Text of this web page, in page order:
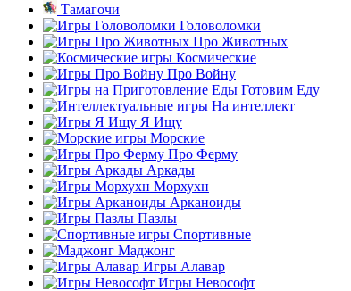
Тамагочи
Головоломки
Про Животных
Космические
Про Войну
Готовим Еду
На интеллект
Я Ищу
Морские
Про Ферму
Аркады
Морхухн
Арканоиды
Пазлы
Спортивные
Маджонг
Игры Алавар
Игры Невософт